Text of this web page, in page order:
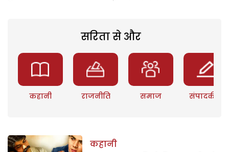
सरिता से और
कहानी राजनीति समाज संपादकीय
कहानी